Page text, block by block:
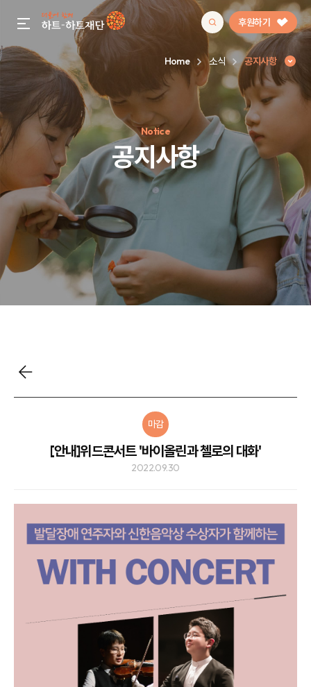
gnb menu open 후원하기
인기 키워드
#정기후원#하트플레이스#캠페인#팬덤후원
Home 소식 공지사항
Notice
공지사항
마감
[안내]위드콘서트 '바이올린과 첼로의 대화'
2022.09.30